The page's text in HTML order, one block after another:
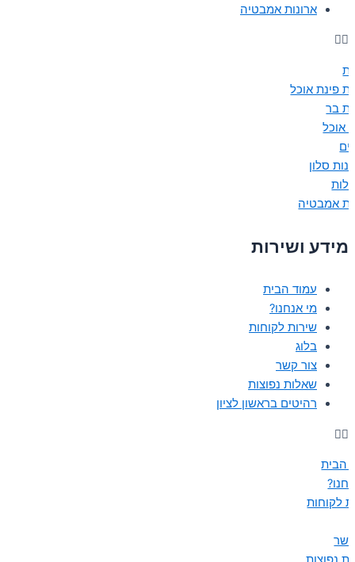
ארונות אמבטיה
פינת אוכל
בר
אוכל
סלון
אמבטיה
מידע ושירות
עמוד הבית
מי אנחנו?
שירות לקוחות
בלוג
צור קשר
שאלות נפוצות
רהיטים בראשון לציון
הבית
לקוחות